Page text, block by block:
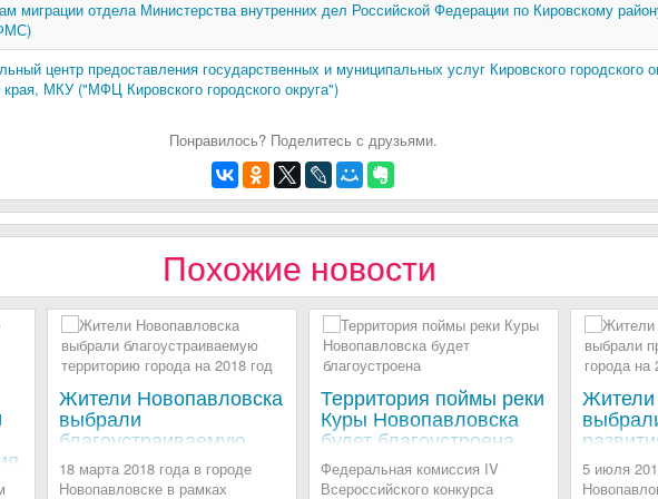
миграции отдела Министерства внутренних дел Российской Федерации по Кировскому
центр предоставления государственных и муниципальных услуг Кировского городского
края, МКУ ("МФЦ Кировского городского округа")
Понравилось? Поделитесь с друзьями.
Похожие новости
Жители Новопавловска
выбрали
благоустраиваемую
территорию города на
2018 год
18 марта 2018 года в городе
Новопавловске в рамках
Территория поймы реки
Куры Новопавловска
будет благоустроена
Федеральная комиссия IV
Всероссийского конкурса
Жители
2020
5 июля